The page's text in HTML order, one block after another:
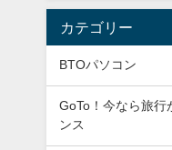
カテゴリー
BTOパソコン
GoTo！今なら旅行
ンス